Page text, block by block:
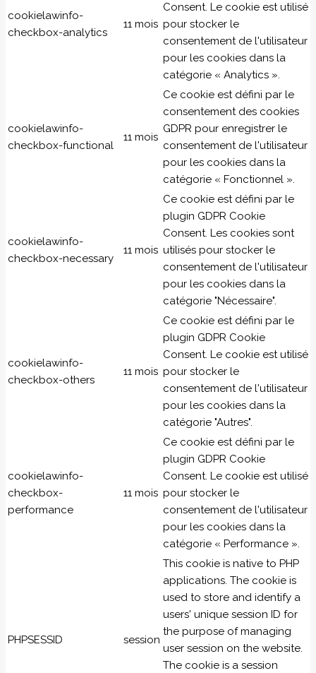
cookielawinfo-
checkbox-analytics
11 mois
Consent. Le cookie est utilisé
pour stocker le
consentement de l'utilisateur
pour les cookies dans la
catégorie « Analytics ».
cookielawinfo-
checkbox-functional
11 mois
Ce cookie est défini par le
consentement des cookies
GDPR pour enregistrer le
consentement de l'utilisateur
pour les cookies dans la
catégorie « Fonctionnel ».
cookielawinfo-
checkbox-necessary
11 mois
Ce cookie est défini par le
plugin GDPR Cookie
Consent. Les cookies sont
utilisés pour stocker le
consentement de l'utilisateur
pour les cookies dans la
catégorie "Nécessaire".
cookielawinfo-
checkbox-others
11 mois
Ce cookie est défini par le
plugin GDPR Cookie
Consent. Le cookie est utilisé
pour stocker le
consentement de l'utilisateur
pour les cookies dans la
catégorie "Autres".
cookielawinfo-
checkbox-
performance
11 mois
Ce cookie est défini par le
plugin GDPR Cookie
Consent. Le cookie est utilisé
pour stocker le
consentement de l'utilisateur
pour les cookies dans la
catégorie « Performance ».
PHPSESSID session
This cookie is native to PHP
applications. The cookie is
used to store and identify a
users' unique session ID for
the purpose of managing
user session on the website.
The cookie is a session